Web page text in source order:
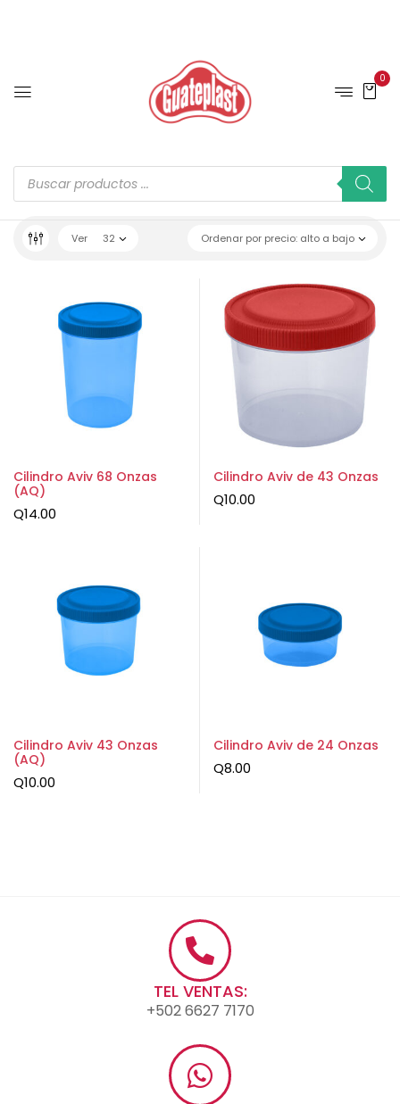
0
Ordenar por precio: alto a bajo
Ver 32
Cilindro Aviv 68 Onzas
(AQ)
Q14.00
Cilindro Aviv de 43 Onzas
Q10.00
Cilindro Aviv 43 Onzas
(AQ)
Q10.00
Cilindro Aviv de 24 Onzas
Q8.00
TEL VENTAS:
+502 6627 7170